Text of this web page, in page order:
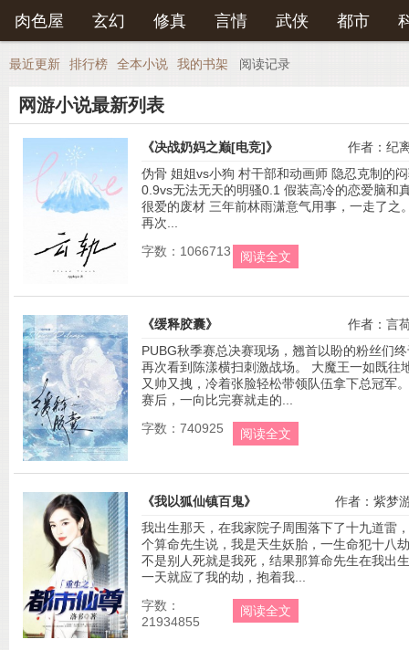
肉色屋 玄幻 修真 言情 武侠 都市
登录后可以拥有藏书和下载书籍功能。
最近更新
排行榜 全本小说 我的书架 阅读记录
网游小说最新列表
《决战奶妈之巅[电竞]》
作者：纪
伪骨 姐姐vs小狗 村干部和动画师 隐忍克制的
0.9vs无法无天的明骚0.1 假装高冷的恋爱脑和
很爱的废材 三年前林雨潇意气用事，一走了之
再次...
字数：1066713
阅读全文
《缓释胶囊》
作者：言
PUBG秋季赛总决赛现场，翘首以盼的粉丝们
再次看到陈漾横扫刺激战场。 大魔王一如既往
又帅又拽，冷着张脸轻松带领队伍拿下总冠军。
赛后，一向比完赛就走的...
字数：740925
阅读全文
《我以狐仙镇百鬼》
作者：紫梦
我出生那天，在我家院子周围落下了十九道雷
个算命先生说，我是天生妖胎，一生命犯十八
不是别人死就是我死，结果那算命先生在我出
一天就应了我的劫，抱着我...
字数：
21934855
阅读全文